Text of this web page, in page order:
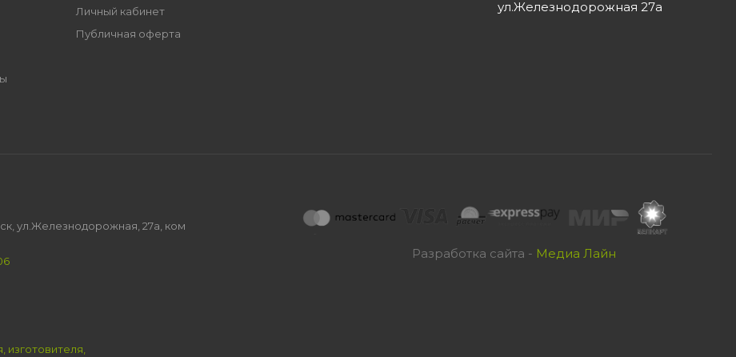
Личный кабинет
Публичная оферта
ул.Железнодорожная 27а
Разработка сайта - Медиа Лайн
ул.Железнодорожная, 27а, ком
изготовителя,